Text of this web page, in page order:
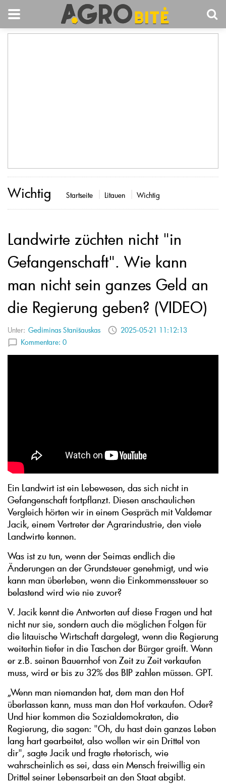
Wichtig Startseite Litauen Wichtig
Landwirte züchten nicht "in
Gefangenschaft". Wie kann
man nicht sein ganzes Geld an
die Regierung geben? (VIDEO)
Unter: Gediminas Stanišauskas
2025-05-21 11:12:13
Kommentare: 0
Ein Landwirt ist ein Lebewesen, das sich nicht in
Gefangenschaft fortpflanzt. Diesen anschaulichen
Vergleich hörten wir in einem Gespräch mit Valdemar
Jacik, einem Vertreter der Agrarindustrie, den viele
Landwirte kennen.
Was ist zu tun, wenn der Seimas endlich die
Änderungen an der Grundsteuer genehmigt, und wie
kann man überleben, wenn die Einkommenssteuer so
belastend wird wie nie zuvor?
V. Jacik kennt die Antworten auf diese Fragen und hat
nicht nur sie, sondern auch die möglichen Folgen für
die litauische Wirtschaft dargelegt, wenn die Regierung
weiterhin tiefer in die Taschen der Bürger greift. Wenn
er z.B. seinen Bauernhof von Zeit zu Zeit verkaufen
muss, wird er bis zu 32% des BIP zahlen müssen. GPT.
„Wenn man niemanden hat, dem man den Hof
überlassen kann, muss man den Hof verkaufen. Oder?
Und hier kommen die Sozialdemokraten, die
Regierung, die sagen: "Oh, du hast dein ganzes Leben
lang hart gearbeitet, also wollen wir ein Drittel von
dir", sagte Jacik und fragte rhetorisch, wie
wahrscheinlich es sei, dass ein Mensch freiwillig ein
Drittel seiner Lebensarbeit an den Staat abgibt.